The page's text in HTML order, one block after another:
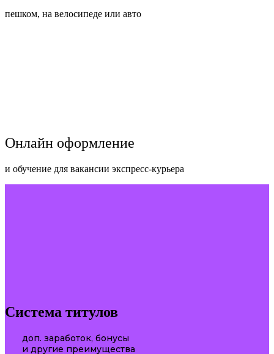
пешком, на велосипеде или авто
Онлайн оформление
и обучение для вакансии экспресс-курьера
Система титулов
доп. заработок, бонусы
и другие преимущества